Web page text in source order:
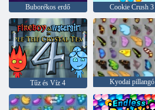
Buborékos erdő Cookie Crush 3
Tűz és Víz 4 Kyodai pillangó